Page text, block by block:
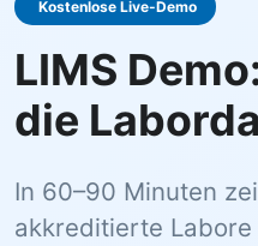
Kostenlose Live-Demo
LIMS
die
In 60–90 Minuten
akkreditierte Labore